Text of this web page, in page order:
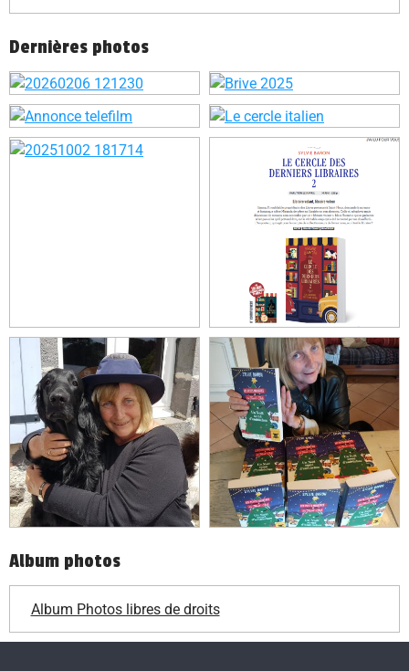
Dernières photos
Album photos
Album Photos libres de droits